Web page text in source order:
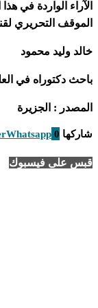
الآراء الواردة في
الموقف التحريري
خالد وليد محمود
باحث دكتوراه في
المصدر : الجزيرة
شاركها 0
Whatsapp
قبس على فيسبوك